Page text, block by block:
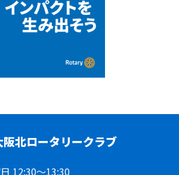
阪北ロータリークラブ
12:30～13:30